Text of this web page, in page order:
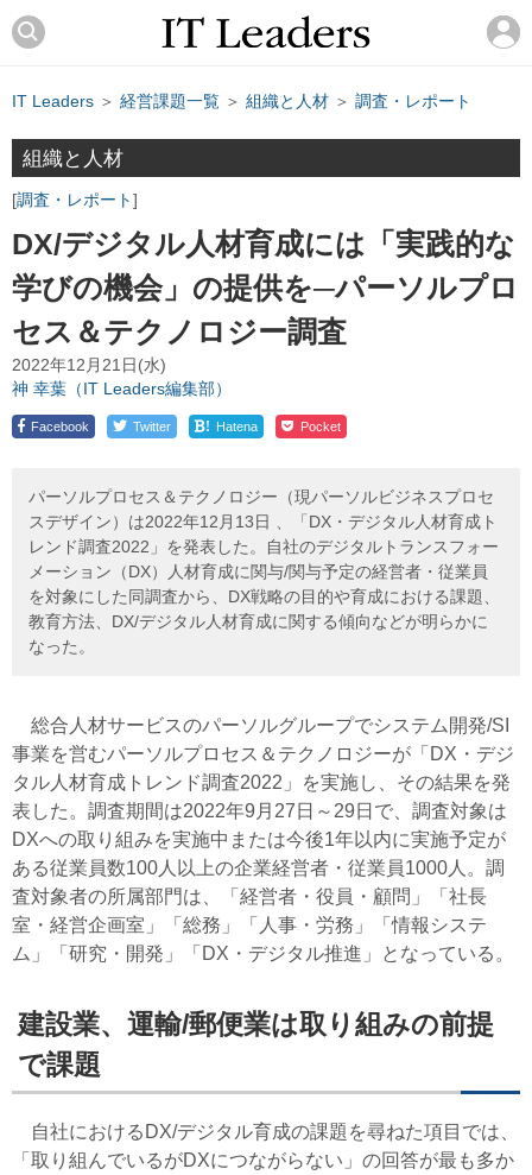
IT Leaders ＞ 経営課題一覧 ＞ 組織と人材 ＞ 調査・レポート
組織と人材
調査・レポート
DX/デジタル人材育成には「実践的な
学びの機会」の提供を─パーソルプロ
セス＆テクノロジー調査
2022年12月21日(水)
神 幸葉（IT Leaders編集部）
Facebook Twitter ! Hatena Pocket
パーソルプロセス＆テクノロジー（現パーソルビジネスプロセ
スデザイン）は2022年12月13日 、「DX・デジタル人材育成ト
レンド調査2022」を発表した。自社のデジタルトランスフォー
メーション（DX）人材育成に関与/関与予定の経営者・従業員
を対象にした同調査から、DX戦略の目的や育成における課題、
教育方法、DX/デジタル人材育成に関する傾向などが明らかに
なった。
総合人材サービスのパーソルグループでシステム開発/SI
事業を営むパーソルプロセス＆テクノロジーが「DX・デジ
タル人材育成トレンド調査2022」を実施し、その結果を発
表した。調査期間は2022年9月27日～29日で、調査対象は
DXへの取り組みを実施中または今後1年以内に実施予定が
ある従業員数100人以上の企業経営者・従業員1000人。調
査対象者の所属部門は、「経営者・役員・顧問」「社長
室・経営企画室」「総務」「人事・労務」「情報システ
ム」「研究・開発」「DX・デジタル推進」となっている。
建設業、運輸/郵便業は取り組みの前提
で課題
自社におけるDX/デジタル育成の課題を尋ねた項目では、
「取り組んでいるがDXにつながらない」の回答が最も多か